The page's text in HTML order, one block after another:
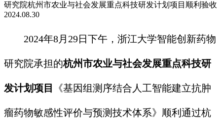
研究院杭州市农业与社会发展重点科技研发计划项目顺利验收
2024.08.30
2024年8月29日下午，浙江大学智能创新药物
研究院承担的杭州市农业与社会发展重点科技研
发计划项目 《基因组测序结合人工智能建立抗肿
瘤药物敏感性评价与预测技术体系》顺利通过杭